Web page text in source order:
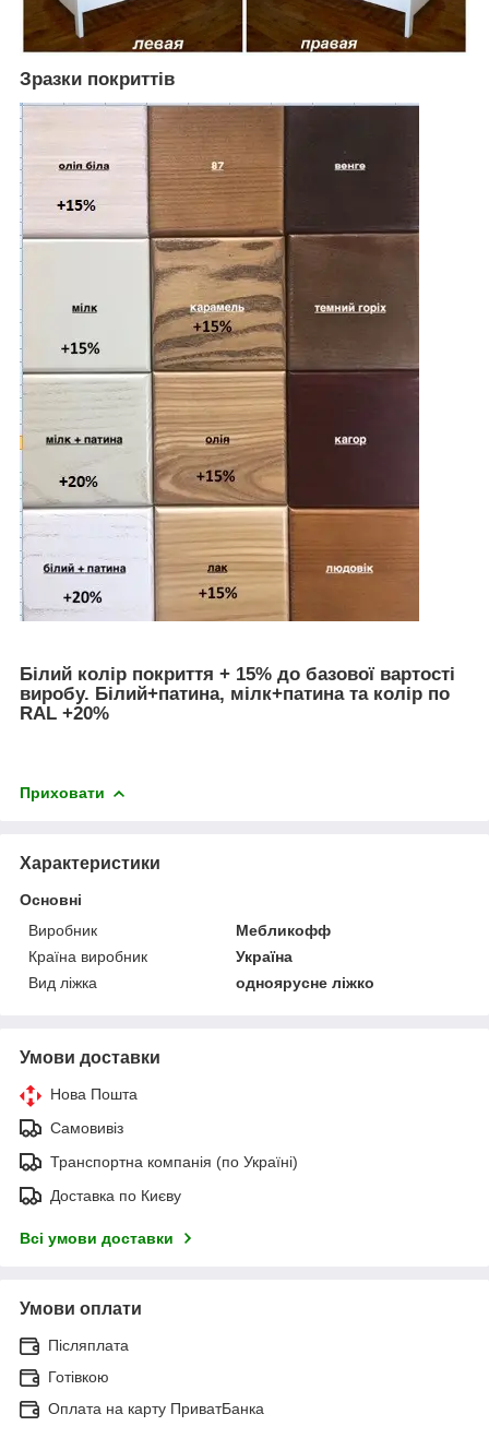
Зразки покриттів
Білий колір покриття + 15% до базової вартості
виробу. Білий+патина, мілк+патина та колір по
RAL +20%
Приховати
Характеристики
Основні
Виробник
Мебликофф
Країна виробник
Україна
Вид ліжка
одноярусне ліжко
Умови доставки
Нова Пошта
Самовивіз
Транспортна компанія (по Україні)
Доставка по Києву
Всі умови доставки
Умови оплати
Післяплата
Готівкою
Оплата на карту ПриватБанка